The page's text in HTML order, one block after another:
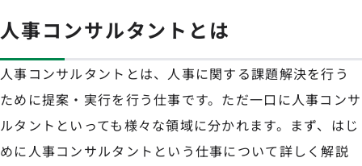
人事コンサルタントとは
人事コンサルタントとは、人事に関する課題解決を行う
ために提案・実行を行う仕事です。ただ一口に人事コンサ
ルタントといっても様々な領域に分かれます。まず、はじ
めに人事コンサルタントという仕事について詳しく解説